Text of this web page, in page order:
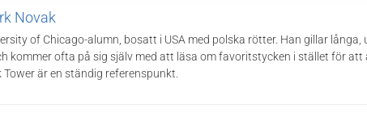
Novak
of Chicago-alumn, bosatt i USA med polska rötter. Han gillar
kommer ofta på sig själv med att läsa om favoritstycken i stället för att
Tower är en ständig referenspunkt.